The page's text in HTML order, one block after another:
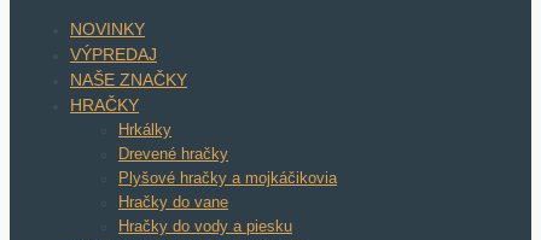
NOVINKY
VÝPREDAJ
NAŠE ZNAČKY
HRAČKY
Hrkálky
Drevené hračky
Plyšové hračky a mojkáčikovia
Hračky do vane
Hračky do vody a piesku